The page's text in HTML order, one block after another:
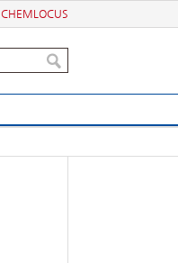
CHEMLOCUS